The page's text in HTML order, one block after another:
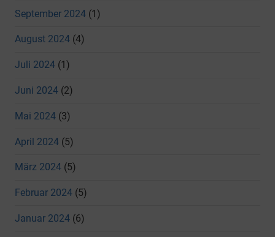
September 2024 (1)
August 2024 (4)
Juli 2024 (1)
Juni 2024 (2)
Mai 2024 (3)
April 2024 (5)
März 2024 (5)
Februar 2024 (5)
Januar 2024 (6)